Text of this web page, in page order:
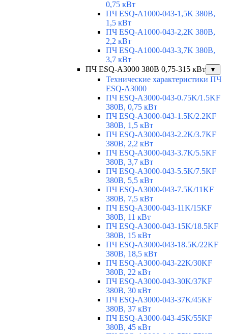
0,75 кВт
ПЧ ESQ-A1000-043-1,5K 380В,
1,5 кВт
ПЧ ESQ-A1000-043-2,2K 380В,
2,2 кВт
ПЧ ESQ-A1000-043-3,7K 380В,
3,7 кВт
ПЧ ESQ-A3000 380В 0,75-315 кВт
▼
Технические характеристики ПЧ
ESQ-A3000
ПЧ ESQ-A3000-043-0.75K/1.5KF
380В, 0,75 кВт
ПЧ ESQ-A3000-043-1.5K/2.2KF
380В, 1,5 кВт
ПЧ ESQ-A3000-043-2.2K/3.7KF
380В, 2,2 кВт
ПЧ ESQ-A3000-043-3.7K/5.5KF
380В, 3,7 кВт
ПЧ ESQ-A3000-043-5.5K/7.5KF
380В, 5,5 кВт
ПЧ ESQ-A3000-043-7.5K/11KF
380В, 7,5 кВт
ПЧ ESQ-A3000-043-11K/15KF
380В, 11 кВт
ПЧ ESQ-A3000-043-15K/18.5KF
380В, 15 кВт
ПЧ ESQ-A3000-043-18.5K/22KF
380В, 18,5 кВт
ПЧ ESQ-A3000-043-22K/30KF
380В, 22 кВт
ПЧ ESQ-A3000-043-30K/37KF
380В, 30 кВт
ПЧ ESQ-A3000-043-37K/45KF
380В, 37 кВт
ПЧ ESQ-A3000-043-45K/55KF
380В, 45 кВт